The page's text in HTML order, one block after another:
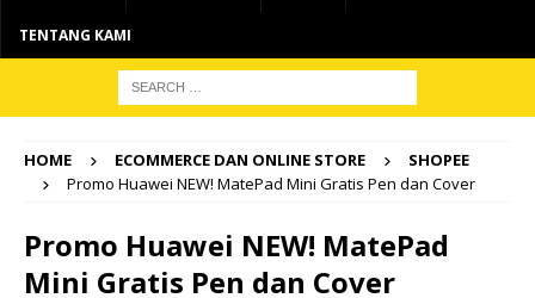
TENTANG KAMI
HOME ECOMMERCE DAN ONLINE STORE
SHOPEE
Promo Huawei NEW! MatePad Mini Gratis Pen dan Cover
Promo Huawei NEW! MatePad
Mini Gratis Pen dan Cover